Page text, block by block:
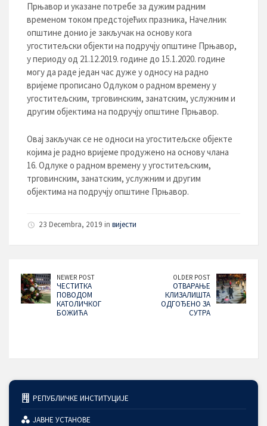
Прњавор и указане потребе за дужим радним
временом током предстојећих празника, Начелник
општине донио је закључак на основу кога
угоститељски објекти на подручју општине Прњавор,
у периоду од 21.12.2019. године до 15.1.2020. године
могу да раде један час дуже у односу на радно
вријеме прописано Одлуком о радном времену у
угоститељским, трговинским, занатским, услужним и
другим објектима на подручју општине Прњавор.
Овај закључак се не односи на угоститељске објекте
којима је радно вријеме продужено на основу члана
16. Одлуке о радном времену у угоститељским,
трговинским, занатским, услужним и другим
објектима на подручју општине Прњавор.
23 Decembra, 2019 in вијести
NEWER POST
ЧЕСТИТКА
ПОВОДОМ
КАТОЛИЧКОГ
БОЖИЋА
OLDER POST
ОТВАРАЊЕ
КЛИЗАЛИШТА
ОДГОЂЕНО ЗА
СУТРА
РЕПУБЛИЧКЕ ИНСТИТУЦИЈЕ
ЈАВНЕ УСТАНОВЕ